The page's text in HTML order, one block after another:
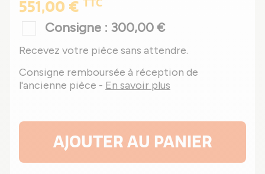
551,00 € TTC
Consigne : 300,00 €
Recevez votre pièce sans attendre.
Consigne remboursée à réception de
l'ancienne pièce - En savoir plus
AJOUTER AU PANIER